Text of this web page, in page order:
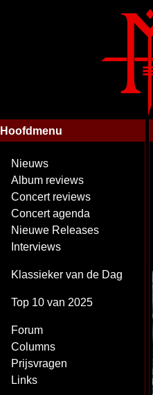
Hoofdmenu
Nieuws
Album reviews
Concert reviews
Concert agenda
Nieuwe Releases
Interviews
Klassieker van de Dag
Top 10 van 2025
Forum
Columns
Prijsvragen
Links